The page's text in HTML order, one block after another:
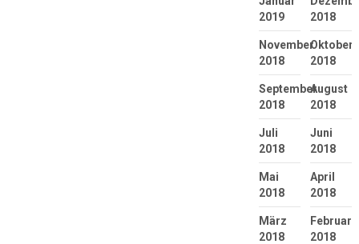
2019
2018
November
2018
Oktober
2018
September
2018
August
2018
Juli
2018
Juni
2018
Mai
2018
April
2018
März
2018
Februar
2018